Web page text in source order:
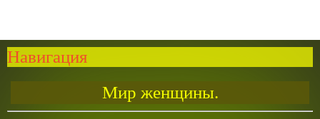
Навигация
Мир женщины.